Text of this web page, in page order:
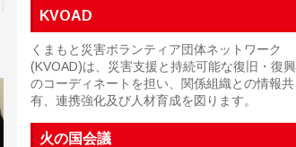
KVOAD
くまもと災害ボランティア団体ネットワーク
(KVOAD)は、災害支援と持続可能な復旧・復興
のコーディネートを担い、関係組織との情報共
有、連携強化及び人材育成を図ります。
火の国会議